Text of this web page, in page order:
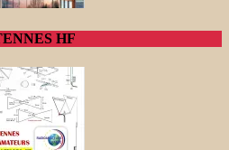
HF